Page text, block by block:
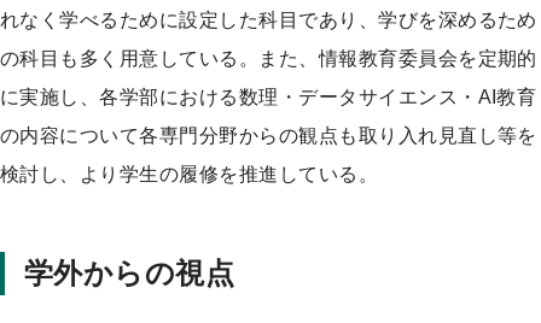
れなく学べるために設定した科目であり、学びを深めるため
の科目も多く用意している。また、情報教育委員会を定期的
に実施し、各学部における数理・データサイエンス・AI教育
の内容について各専門分野からの観点も取り入れ見直し等を
検討し、より学生の履修を推進している。
学外からの視点